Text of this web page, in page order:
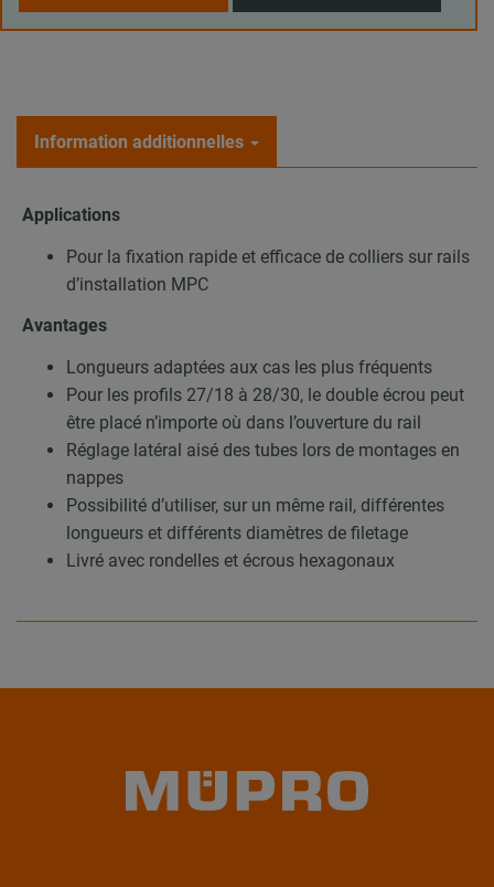
Information additionnelles
Applications
Pour la fixation rapide et efficace de colliers sur rails
d’installation MPC
Avantages
Longueurs adaptées aux cas les plus fréquents
Pour les profils 27/18 à 28/30, le double écrou peut
être placé n’importe où dans l’ouverture du rail
Réglage latéral aisé des tubes lors de montages en
nappes
Possibilité d’utiliser, sur un même rail, différentes
longueurs et différents diamètres de filetage
Livré avec rondelles et écrous hexagonaux